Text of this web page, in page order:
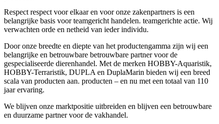
Respect respect voor elkaar en voor onze zakenpartners is een
belangrijke basis voor teamgericht handelen. teamgerichte actie. Wij
verwachten orde en netheid van ieder individu.
Door onze breedte en diepte van het productengamma zijn wij een
belangrijke en betrouwbare betrouwbare partner voor de
gespecialiseerde dierenhandel. Met de merken HOBBY-Aquaristik,
HOBBY-Terraristik, DUPLA en DuplaMarin bieden wij een breed
scala van producten aan. producten – en nu met een totaal van 110
jaar ervaring.
We blijven onze marktpositie uitbreiden en blijven een betrouwbare
en duurzame partner voor de vakhandel.